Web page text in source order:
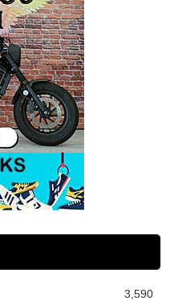
3,590